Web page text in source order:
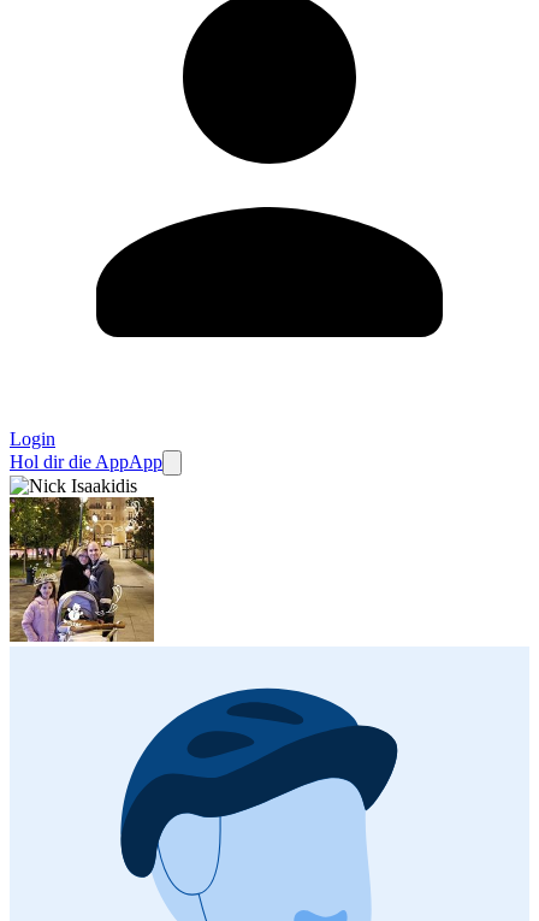
Login
Hol dir die AppApp